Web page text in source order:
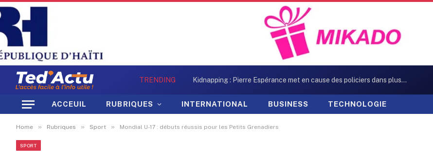
TRENDING Kidnapping : Pierre Espérance met en cause des policiers dans plusieurs enlèvements
ACCEUIL RUBRIQUES INTERNATIONAL BUSINESS TECHNOLOGIE
Home » Rubriques » Sport » Mondial U-17 : débuts réussis pour les Petits Grenadiers
SPORT